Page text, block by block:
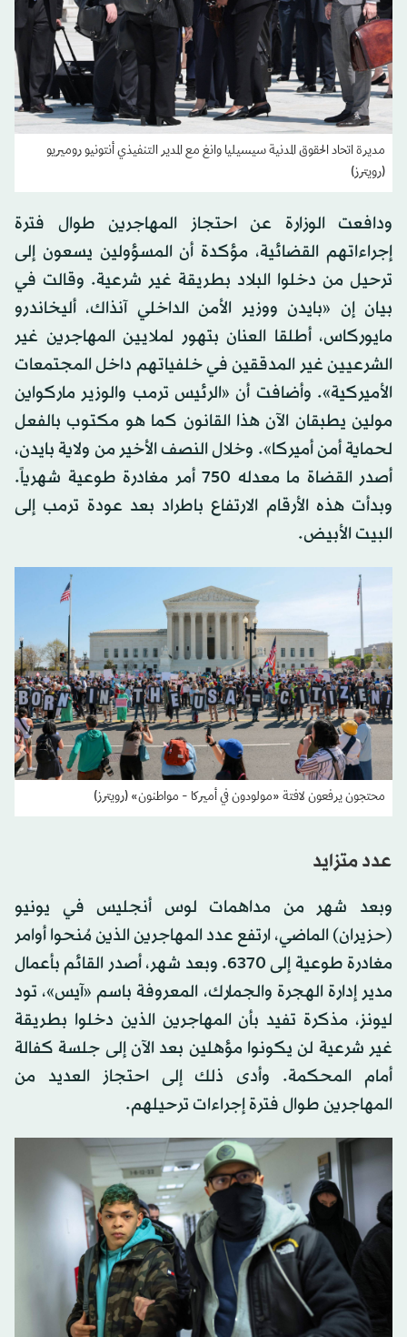
مديرة اتحاد الحقوق المدنية سيسيليا وانغ مع المدير التنفيذي أنتونيو روميريو
(رويترز)
ودافعت الوزارة عن احتجاز المهاجرين طوال فترة
إجراءاتهم القضائية، مؤكدة أن المسؤولين يسعون إلى
ترحيل من دخلوا البلاد بطريقة غير شرعية. وقالت في
بيان إن «بايدن ووزير الأمن الداخلي آنذاك، أليخاندرو
مايوركاس، أطلقا العنان بتهور لملايين المهاجرين غير
الشرعيين غير المدققين في خلفياتهم داخل المجتمعات
الأميركية». وأضافت أن «الرئيس ترمب والوزير ماركواين
مولين يطبقان الآن هذا القانون كما هو مكتوب بالفعل
لحماية أمن أميركا». وخلال النصف الأخير من ولاية بايدن،
أصدر القضاة ما معدله 750 أمر مغادرة طوعية شهرياً.
وبدأت هذه الأرقام الارتفاع باطراد بعد عودة ترمب إلى
البيت الأبيض.
محتجون يرفعون لافتة «مولودون في أميركا - مواطنون» (رويترز)
عدد متزايد
وبعد شهر من مداهمات لوس أنجليس في يونيو
(حزيران) الماضي، ارتفع عدد المهاجرين الذين مُنحوا أوامر
مغادرة طوعية إلى 6370. وبعد شهر، أصدر القائم بأعمال
مدير إدارة الهجرة والجمارك، المعروفة باسم «آيس»، تود
ليونز، مذكرة تفيد بأن المهاجرين الذين دخلوا بطريقة
غير شرعية لن يكونوا مؤهلين بعد الآن إلى جلسة كفالة
أمام المحكمة. وأدى ذلك إلى احتجاز العديد من
المهاجرين طوال فترة إجراءات ترحيلهم.